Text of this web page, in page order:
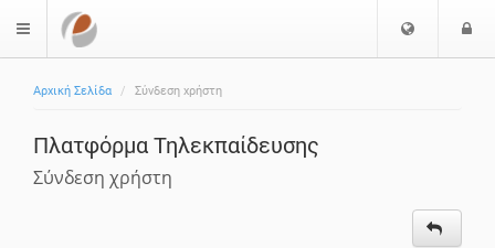
$langMenu
Επιλογή
Αρχική Σελίδα Σύνδεση χρήστη
Πλατφόρμα Τηλεκπαίδευσης
Σύνδεση χρήστη